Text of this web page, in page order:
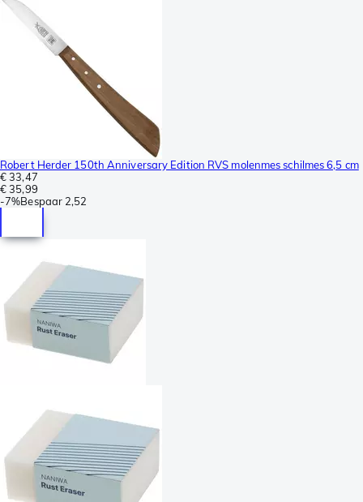
Robert Herder 150th Anniversary Edition RVS molenmes schilmes 6,5 cm
€ 33,47
€ 35,99
-7%Bespaar 2,52